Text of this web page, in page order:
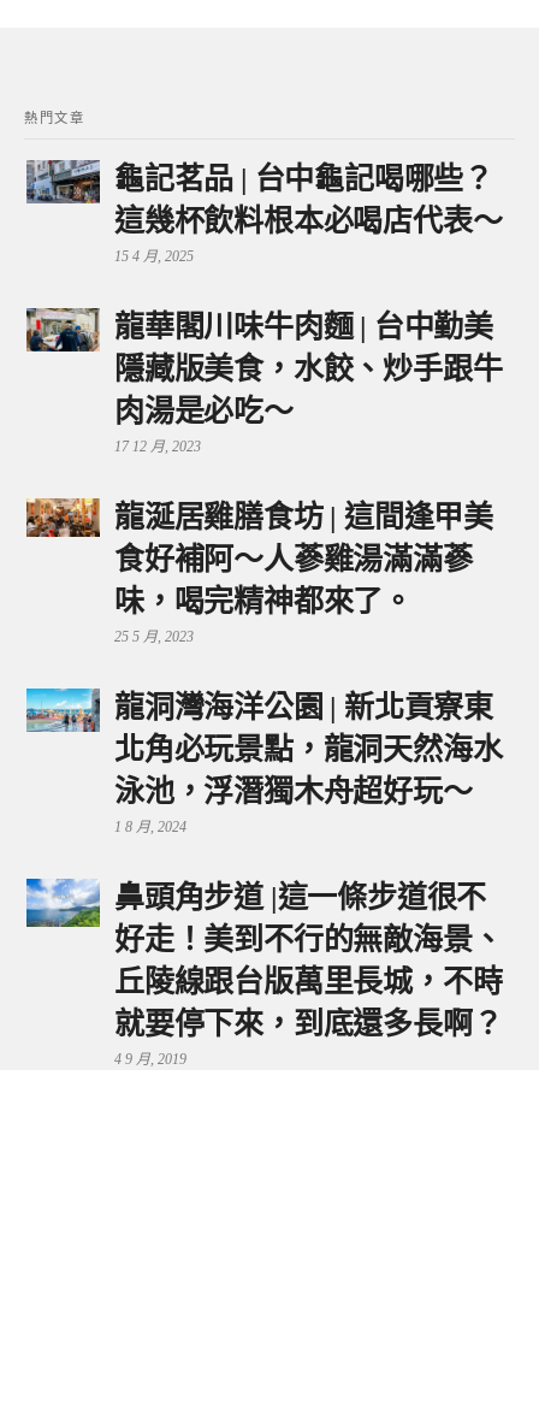
熱門文章
龜記茗品 | 台中龜記喝哪些？
這幾杯飲料根本必喝店代表～
15 4 月, 2025
龍華閣川味牛肉麵 | 台中勤美
隱藏版美食，水餃、炒手跟牛
肉湯是必吃～
17 12 月, 2023
龍涎居雞膳食坊 | 這間逢甲美
食好補阿～人蔘雞湯滿滿蔘
味，喝完精神都來了。
25 5 月, 2023
龍洞灣海洋公園 | 新北貢寮東
北角必玩景點，龍洞天然海水
泳池，浮潛獨木舟超好玩～
1 8 月, 2024
鼻頭角步道 |這一條步道很不
好走！美到不行的無敵海景、
丘陵線跟台版萬里長城，不時
就要停下來，到底還多長啊？
4 9 月, 2019